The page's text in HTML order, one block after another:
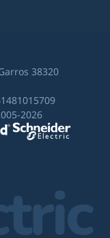
38320
2026